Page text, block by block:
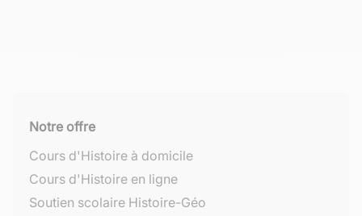
Notre offre
Cours d'Histoire à domicile
Cours d'Histoire en ligne
Soutien scolaire Histoire-Géo